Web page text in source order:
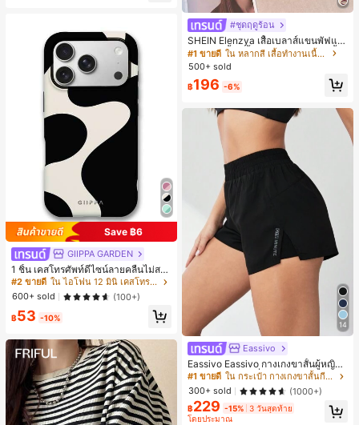
Save ฿6
GIIPPA GARDEN
1 ชิ้น เคสโทรศัพท์ดีไซน์ลายคลื่นไม่สม
มาตรสำหรับ Phone 17 Pro Max, เหม
าะสำหรับ Phone 16 Pro Max, 15 Pro
Max, 14 Pro Max, เคสโทรศัพท์สไตล์เ
กาหลีและน่าสนใจ, เข้ากันได้กับ 11/12/
13/14/15/16 Pro Max Plus, ดีไซน์หรู
ขวัญในอุดมคติสำหรับคริสต์มาส, วันว
าเลนไทน์, อีสเตอร์, ฤดูแต่งงานและวันเ
กิดสำหรับแฟนสาว
#2 ขายดี
ใน ไอโฟน 12 มินิ เคสโทรศัพท์แฟชั่น
600+ sold
(100+)
฿53 -10%
#ชุดฤดูร้อน
SHEIN Elenzya เสื้อเบลาส์แขนพัฟแต่
งระบายสีพื้นสีน้ำเงินสำหรับผู้หญิง, เสื้อ
ครอปเข้ารูปผูกโบว์คอวีตัดกันสำหรับฤ
#1 ขายดี
ใน หลากสี เสื้อทำงานเนื้อผ้านุ่ม
500+ sold
฿196 -6%
14
Eassivo
Eassivo Eassivo กางเกงขาสั้นผู้หญิงรั
น 2 ใน 1 ฤดูร้อนที่สบายและกางเกงขา
สั้นพรางแสงแดด
#1 ขายดี
ใน กระเป๋า กางเกงขาสั้นกีฬาผู้หญิง
300+ sold
(1000+)
฿229 -15% 3 วันสุดท้าย
โดยประมาณ